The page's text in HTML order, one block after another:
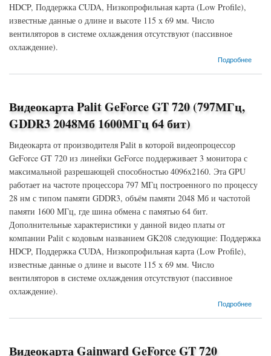
HDCP, Поддержка CUDA, Низкопрофильная карта (Low Profile),
известные данные о длине и высоте 115 х 69 мм. Число
вентиляторов в системе охлаждения отсутствуют (пассивное
охлаждение).
Подробнее
о Видеокарта Palit GeForce GT 720 (797МГц, GDDR3 1024Мб 1600МГц 64 бит)
Видеокарта Palit GeForce GT 720 (797МГц,
GDDR3 2048Мб 1600МГц 64 бит)
Видеокарта от производителя Palit в которой видеопроцессор
GeForce GT 720 из линейки GeForce поддерживает 3 монитора с
максимальной разрешающей способностью 4096x2160. Эта GPU
работает на частоте процессора 797 МГц построенного по процессу
28 нм с типом памяти GDDR3, объём памяти 2048 Мб и частотой
памяти 1600 МГц, где шина обмена с памятью 64 бит.
Дополнительные характеристики у данной видео платы от
компании Palit с кодовым названием GK208 следующие: Поддержка
HDCP, Поддержка CUDA, Низкопрофильная карта (Low Profile),
известные данные о длине и высоте 115 х 69 мм. Число
вентиляторов в системе охлаждения отсутствуют (пассивное
охлаждение).
Подробнее
о Видеокарта Palit GeForce GT 720 (797МГц, GDDR3 2048Мб 1600МГц 64 бит)
Видеокарта Gainward GeForce GT 720